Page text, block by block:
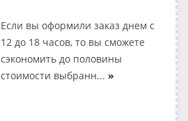
Если вы оформили заказ днем с
12 до 18 часов, то вы сможете
сэкономить до половины
стоимости выбранн... »